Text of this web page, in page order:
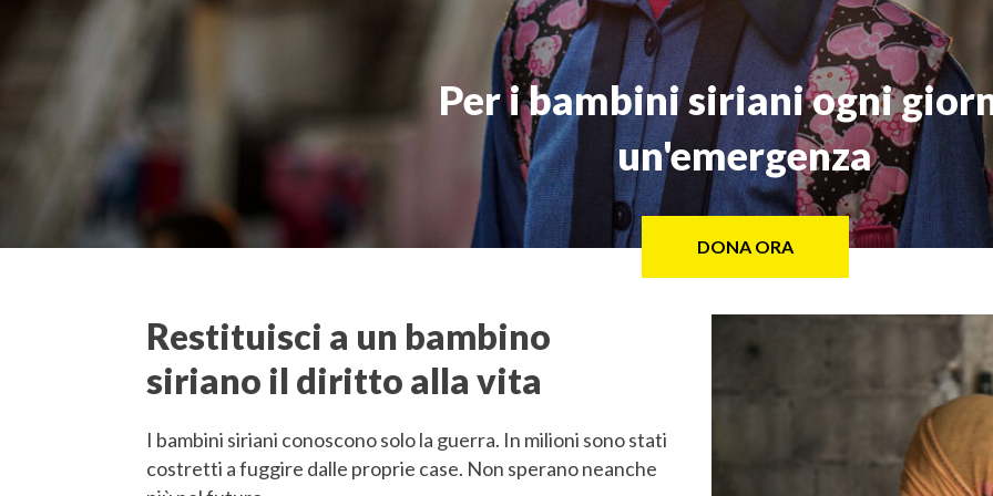
Per i bambini siriani ogni
un'emergenza
DONA ORA
Restituisci a un bambino
siriano il diritto alla vita
I bambini siriani conoscono solo la guerra. In milioni sono stati
costretti a fuggire dalle proprie case. Non sperano neanche